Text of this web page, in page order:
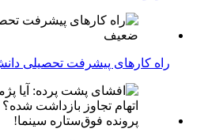
راه کارهای پیشرفت تحصیلی